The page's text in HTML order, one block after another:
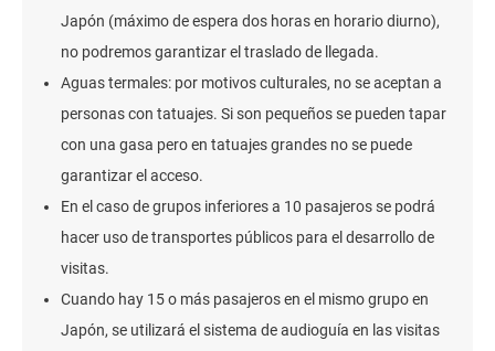
Japón (máximo de espera dos horas en horario diurno),
no podremos garantizar el traslado de llegada.
Aguas termales: por motivos culturales, no se aceptan a
personas con tatuajes. Si son pequeños se pueden tapar
con una gasa pero en tatuajes grandes no se puede
garantizar el acceso.
En el caso de grupos inferiores a 10 pasajeros se podrá
hacer uso de transportes públicos para el desarrollo de
visitas.
Cuando hay 15 o más pasajeros en el mismo grupo en
Japón, se utilizará el sistema de audioguía en las visitas